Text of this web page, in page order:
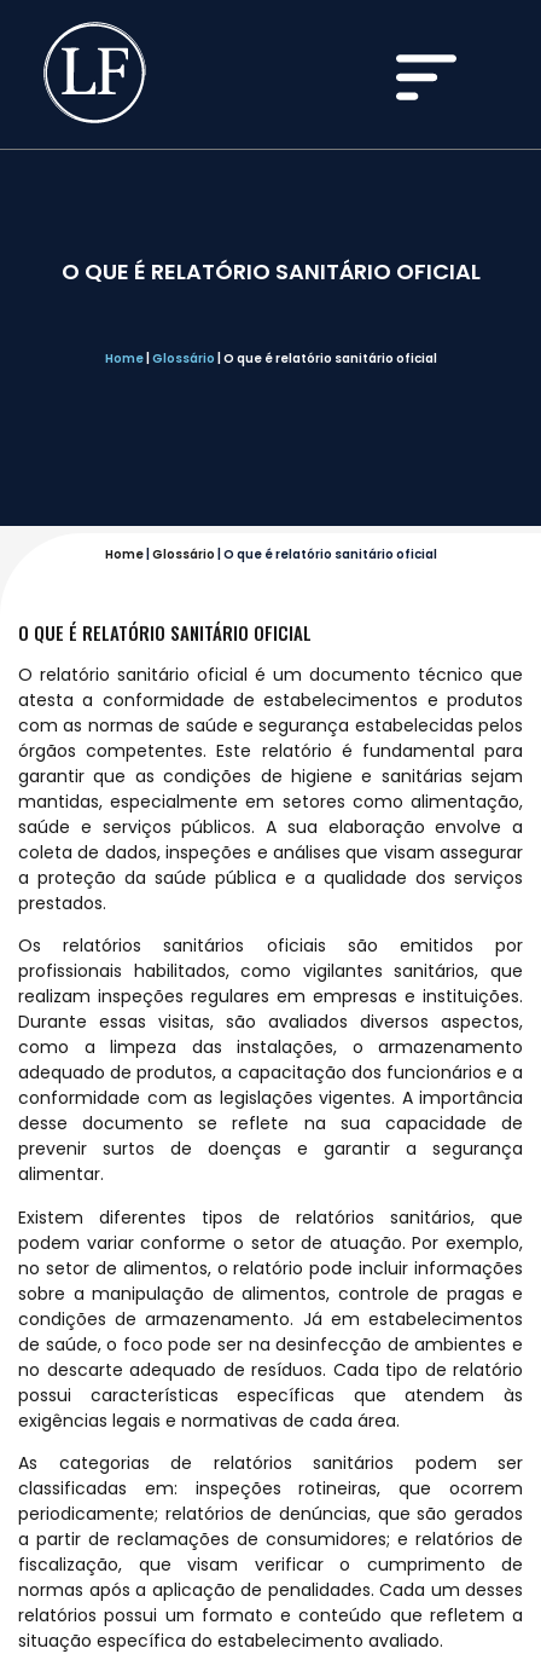
O QUE É RELATÓRIO SANITÁRIO OFICIAL
Home| Glossário O que é relatório sanitário oficial
Home| Glossário O que é relatório sanitário oficial
O QUE É RELATÓRIO SANITÁRIO OFICIAL
O relatório sanitário oficial é um documento técnico que
atesta a conformidade de estabelecimentos e produtos
com as normas de saúde e segurança estabelecidas pelos
órgãos competentes. Este relatório é fundamental para
garantir que as condições de higiene e sanitárias sejam
mantidas, especialmente em setores como alimentação,
saúde e serviços públicos. A sua elaboração envolve a
coleta de dados, inspeções e análises que visam assegurar
a proteção da saúde pública e a qualidade dos serviços
prestados.
Os relatórios sanitários oficiais são emitidos por
profissionais habilitados, como vigilantes sanitários, que
realizam inspeções regulares em empresas e instituições.
Durante essas visitas, são avaliados diversos aspectos,
como a limpeza das instalações, o armazenamento
adequado de produtos, a capacitação dos funcionários e a
conformidade com as legislações vigentes. A importância
desse documento se reflete na sua capacidade de
prevenir surtos de doenças e garantir a segurança
alimentar.
Existem diferentes tipos de relatórios sanitários, que
podem variar conforme o setor de atuação. Por exemplo,
no setor de alimentos, o relatório pode incluir informações
sobre a manipulação de alimentos, controle de pragas e
condições de armazenamento. Já em estabelecimentos
de saúde, o foco pode ser na desinfecção de ambientes e
no descarte adequado de resíduos. Cada tipo de relatório
possui características específicas que atendem às
exigências legais e normativas de cada área.
As categorias de relatórios sanitários podem ser
classificadas em: inspeções rotineiras, que ocorrem
periodicamente; relatórios de denúncias, que são gerados
a partir de reclamações de consumidores; e relatórios de
fiscalização, que visam verificar o cumprimento de
normas após a aplicação de penalidades. Cada um desses
relatórios possui um formato e conteúdo que refletem a
situação específica do estabelecimento avaliado.